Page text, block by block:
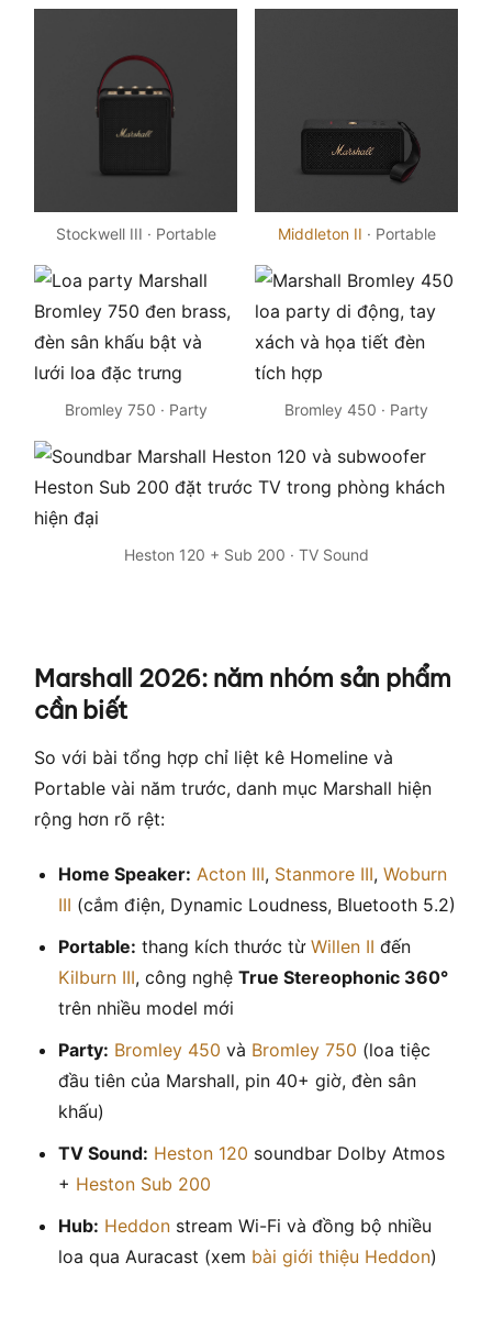
Stockwell III · Portable Middleton II · Portable
Bromley 750 · Party Bromley 450 · Party
Heston 120 + Sub 200 · TV Sound
Marshall 2026: năm nhóm sản phẩm
cần biết
So với bài tổng hợp chỉ liệt kê Homeline và
Portable vài năm trước, danh mục Marshall hiện
rộng hơn rõ rệt:
Home Speaker: Acton III, Stanmore III, Woburn
III (cắm điện, Dynamic Loudness, Bluetooth 5.2)
Portable: thang kích thước từ Willen II đến
Kilburn III, công nghệ True Stereophonic 360°
trên nhiều model mới
Party: Bromley 450 và Bromley 750 (loa tiệc
đầu tiên của Marshall, pin 40+ giờ, đèn sân
khấu)
TV Sound: Heston 120 soundbar Dolby Atmos
+ Heston Sub 200
Hub: Heddonstream Wi-Fi và đồng bộ nhiều
loa qua Auracast (xem bài giới thiệu Heddon)